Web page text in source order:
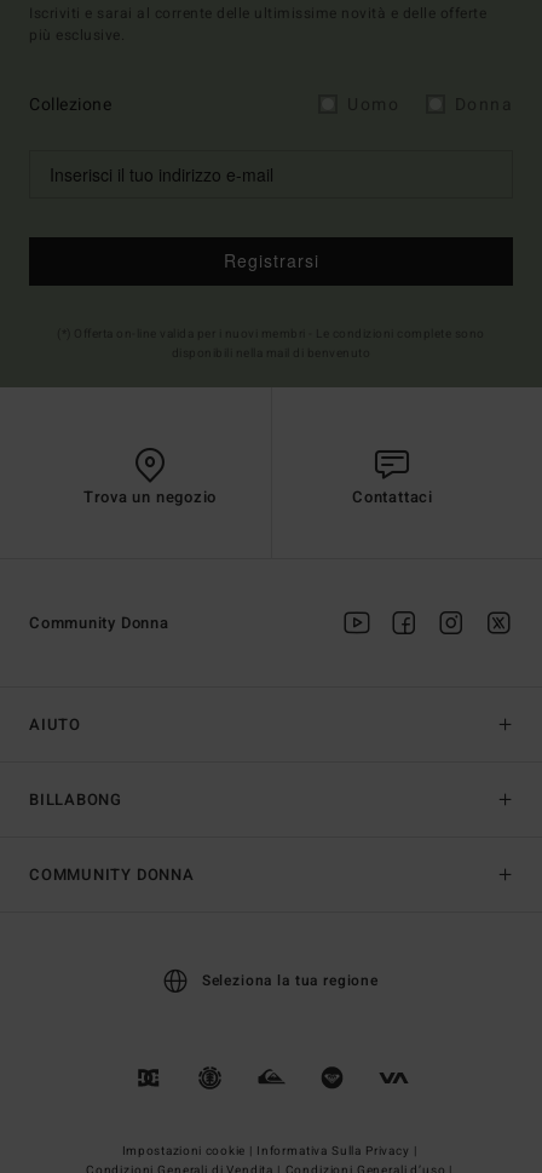
Iscriviti e sarai al corrente delle ultimissime novità e delle offerte
più esclusive.
Collezione
Registrarsi
Trova un negozio Contattaci
AIUTO
BILLABONG
Community Donna
COMMUNITY DONNA
Seleziona la tua regione
Impostazioni cookie | Informativa Sulla Privacy |